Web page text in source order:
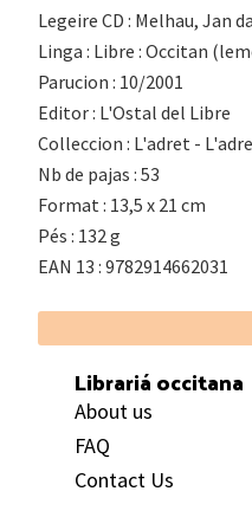
Legeire CD : Melhau, Jan
Linga : Libre : Occitan
Parucion : 10/2001
Editor : L'Ostal del Libre
Colleccion : L'adret -
Nb de pajas : 53
Format : 13,5 x 21 cm
Pés : 132 g
EAN 13 : 9782914662031
Footer
Librariá occitana
About us
FAQ
Contact Us